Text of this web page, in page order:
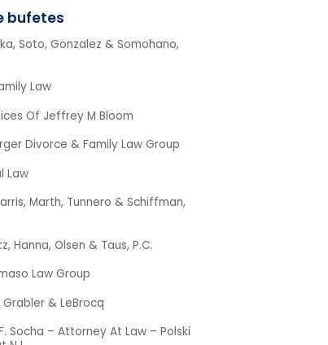
Soto, Gonzalez & Somohano,
Law
Of Jeffrey M Bloom
Divorce & Family Law Group
Law
Marth, Tunnero & Schiffman,
Hanna, Olsen & Taus, P.C.
Law Group
& LeBrocq
Socha – Attorney At Law – Polski